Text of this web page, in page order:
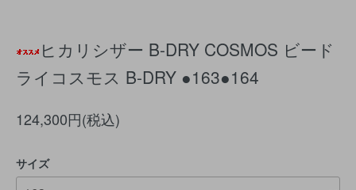
ヒカリシザー B-DRY COSMOS ビード
ライコスモス B-DRY ●163●164
124,300円(税込)
サイズ